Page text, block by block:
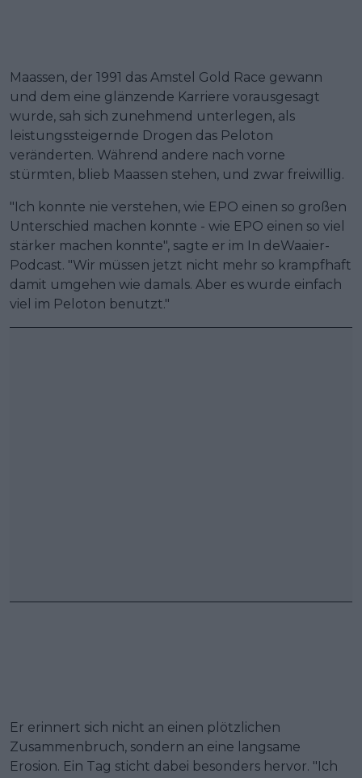
Maassen, der 1991 das Amstel Gold Race gewann
und dem eine glänzende Karriere vorausgesagt
wurde, sah sich zunehmend unterlegen, als
leistungssteigernde Drogen das Peloton
veränderten. Während andere nach vorne
stürmten, blieb Maassen stehen, und zwar freiwillig.
"Ich konnte nie verstehen, wie EPO einen so großen
Unterschied machen konnte - wie EPO einen so viel
stärker machen konnte", sagte er im In deWaaier-
Podcast. "Wir müssen jetzt nicht mehr so krampfhaft
damit umgehen wie damals. Aber es wurde einfach
viel im Peloton benutzt."
Er erinnert sich nicht an einen plötzlichen
Zusammenbruch, sondern an eine langsame
Erosion. Ein Tag sticht dabei besonders hervor. "Ich